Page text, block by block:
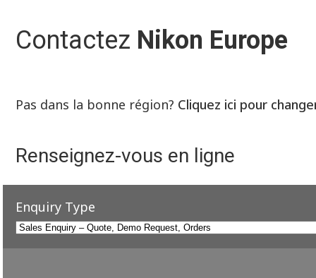
Contactez Nikon Europe
Pas dans la bonne région? Cliquez ici pour
Renseignez-vous en ligne
Enquiry Type